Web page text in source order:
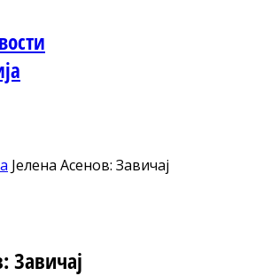
Јелена Асенов: Завичај
Завичај